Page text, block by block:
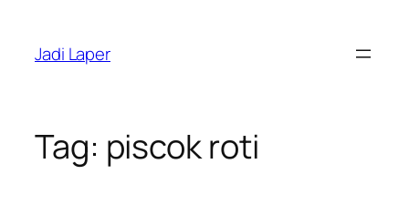
content
Jadi Laper
Tag: piscok roti